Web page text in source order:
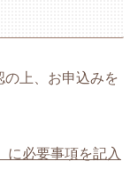
上、お申込みを
に必要事項を記入